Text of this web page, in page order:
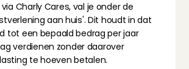
Charly Cares, val je onder de
aan huis'. Dit houdt in dat
tot een bepaald bedrag per jaar
verdienen zonder daarover
te hoeven betalen.